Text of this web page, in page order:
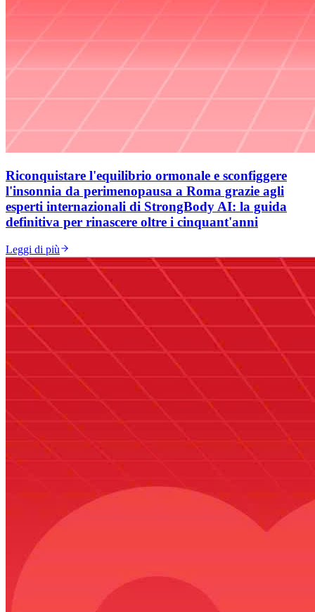
Riconquistare l'equilibrio ormonale e sconfiggere
l'insonnia da perimenopausa a Roma grazie agli
esperti internazionali di StrongBody AI: la guida
definitiva per rinascere oltre i cinquant'anni
Leggi di più